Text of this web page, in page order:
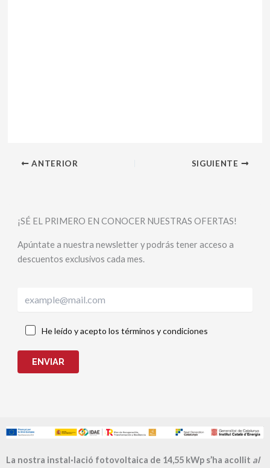
ANTERIOR SIGUIENTE
¡SÉ EL PRIMERO EN CONOCER NUESTRAS OFERTAS!
Apúntate a nuestra newsletter y podrás tener acceso a
descuentos exclusivos cada mes.
He leído y acepto los términos y condiciones
ENVIAR
La nostra instal·lació fotovoltaica de 14,55 kWp s’ha acollit al